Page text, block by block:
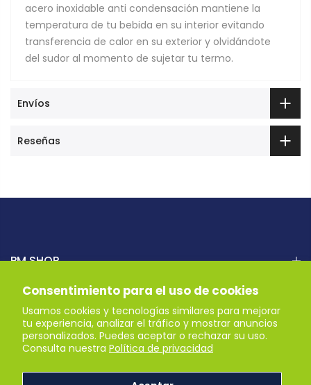
Consentimiento para el uso de cookies
Usamos cookies y tecnologías similares para mejorar
tu experiencia, analizar el tráfico y mostrar anuncios
personalizados. Puedes aceptar o rechazar su uso.
Consulta nuestra Política de privacidad
acero inoxidable anti condensación mantiene la
temperatura de tu bebida en su interior evitando
transferencia de calor en su exterior y olvidándote
del sudor al momento de sujetar tu termo.
Envíos
Reseñas
PM SHOP
AYUDA
Recibe nuestras ofertas